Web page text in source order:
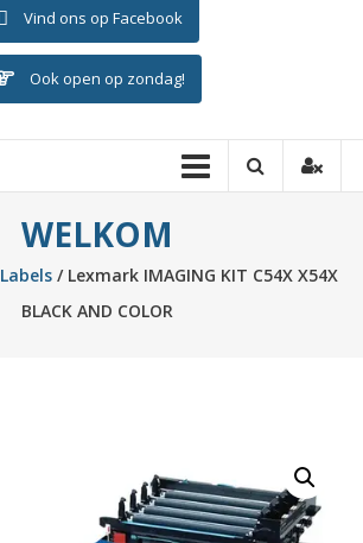
Vind ons op Facebook
Ook open op zondag!
WELKOM
Labels / Lexmark IMAGING KIT C54X X54X
BLACK AND COLOR